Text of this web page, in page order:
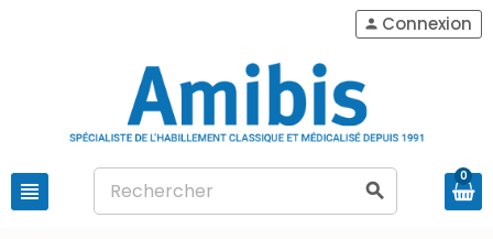
view_headline search
person Connexion
0